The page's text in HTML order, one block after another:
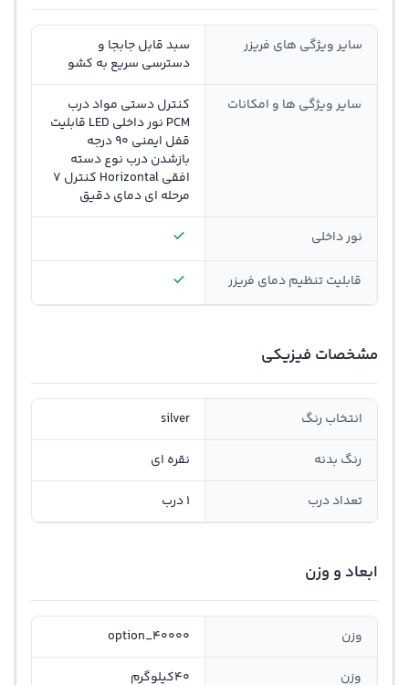
سایر ویژگی های فریزر
سبد قابل جابجا و
دسترسی سریع به کشو
سایر ویژگی ها و امکانات
کنترل دستی مواد درب
PCM نور داخلی LED قابلیت
قفل ایمنی 90 درجه
بازشدن درب نوع دسته
افقی Horizontal کنترل 7
مرحله ای دمای دقیق
نور داخلی
قابلیت تنظیم دمای فریزر
مشخصات فیزیکی
انتخاب رنگ silver
رنگ بدنه نقره ای
تعداد درب 1 درب
ابعاد و وزن
وزن option_40000
وزن 40کیلوگرم